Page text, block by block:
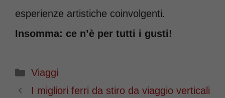
esperienze artistiche coinvolgenti.
Insomma: ce n’è per tutti i gusti!
Categorie
Viaggi
I migliori ferri da stiro da viaggio verticali